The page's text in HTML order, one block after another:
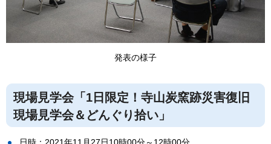
発表の様子
現場見学会「1日限定！寺山炭窯跡災害復旧
現場見学会＆どんぐり拾い」
日時：2021年11月27日10時00分～12時00分